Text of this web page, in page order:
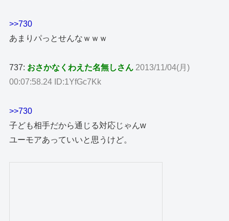
>>730
あまりパっとせんなｗｗｗ
737: おさかなくわえた名無しさん 2013/11/04(月)
00:07:58.24 ID:1YfGc7Kk
>>730
子ども相手だから通じる対応じゃんw
ユーモアあっていいと思うけど。